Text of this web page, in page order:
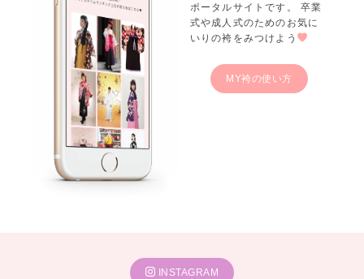
ポータルサイトです。 卒業
式や成人式のためのお気に
いりの袴をみつけよう
MY袴の使い方
INSTAGRAM